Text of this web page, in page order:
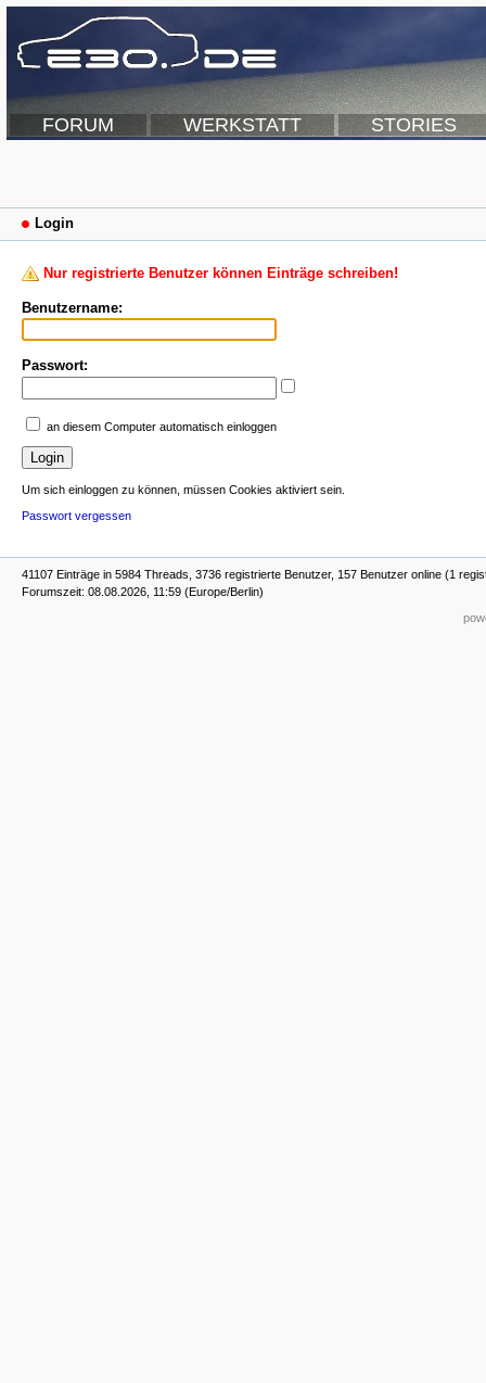
FORUM WERKSTATT STORIES
Login
Nur registrierte Benutzer können Einträge schreiben!
Benutzername:
Passwort:
an diesem Computer automatisch einloggen
Um sich einloggen zu können, müssen Cookies aktiviert sein.
Passwort vergessen
41107 Einträge in 5984 Threads, 3736 registrierte Benutzer, 157 Benutzer online (1
Forumszeit: 08.08.2026, 11:59 (Europe/Berlin)